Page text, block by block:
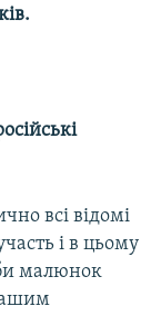
всі відомі
і в цьому
малюнок